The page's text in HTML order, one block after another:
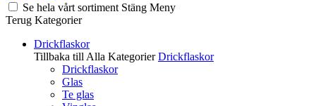
Se hela vårt sortiment Stäng Meny
Terug Kategorier
Drickflaskor
Tillbaka till Alla Kategorier Drickflaskor
Drickflaskor
Glas
Te glas